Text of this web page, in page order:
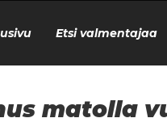
Etsi valmentajaa
matolla